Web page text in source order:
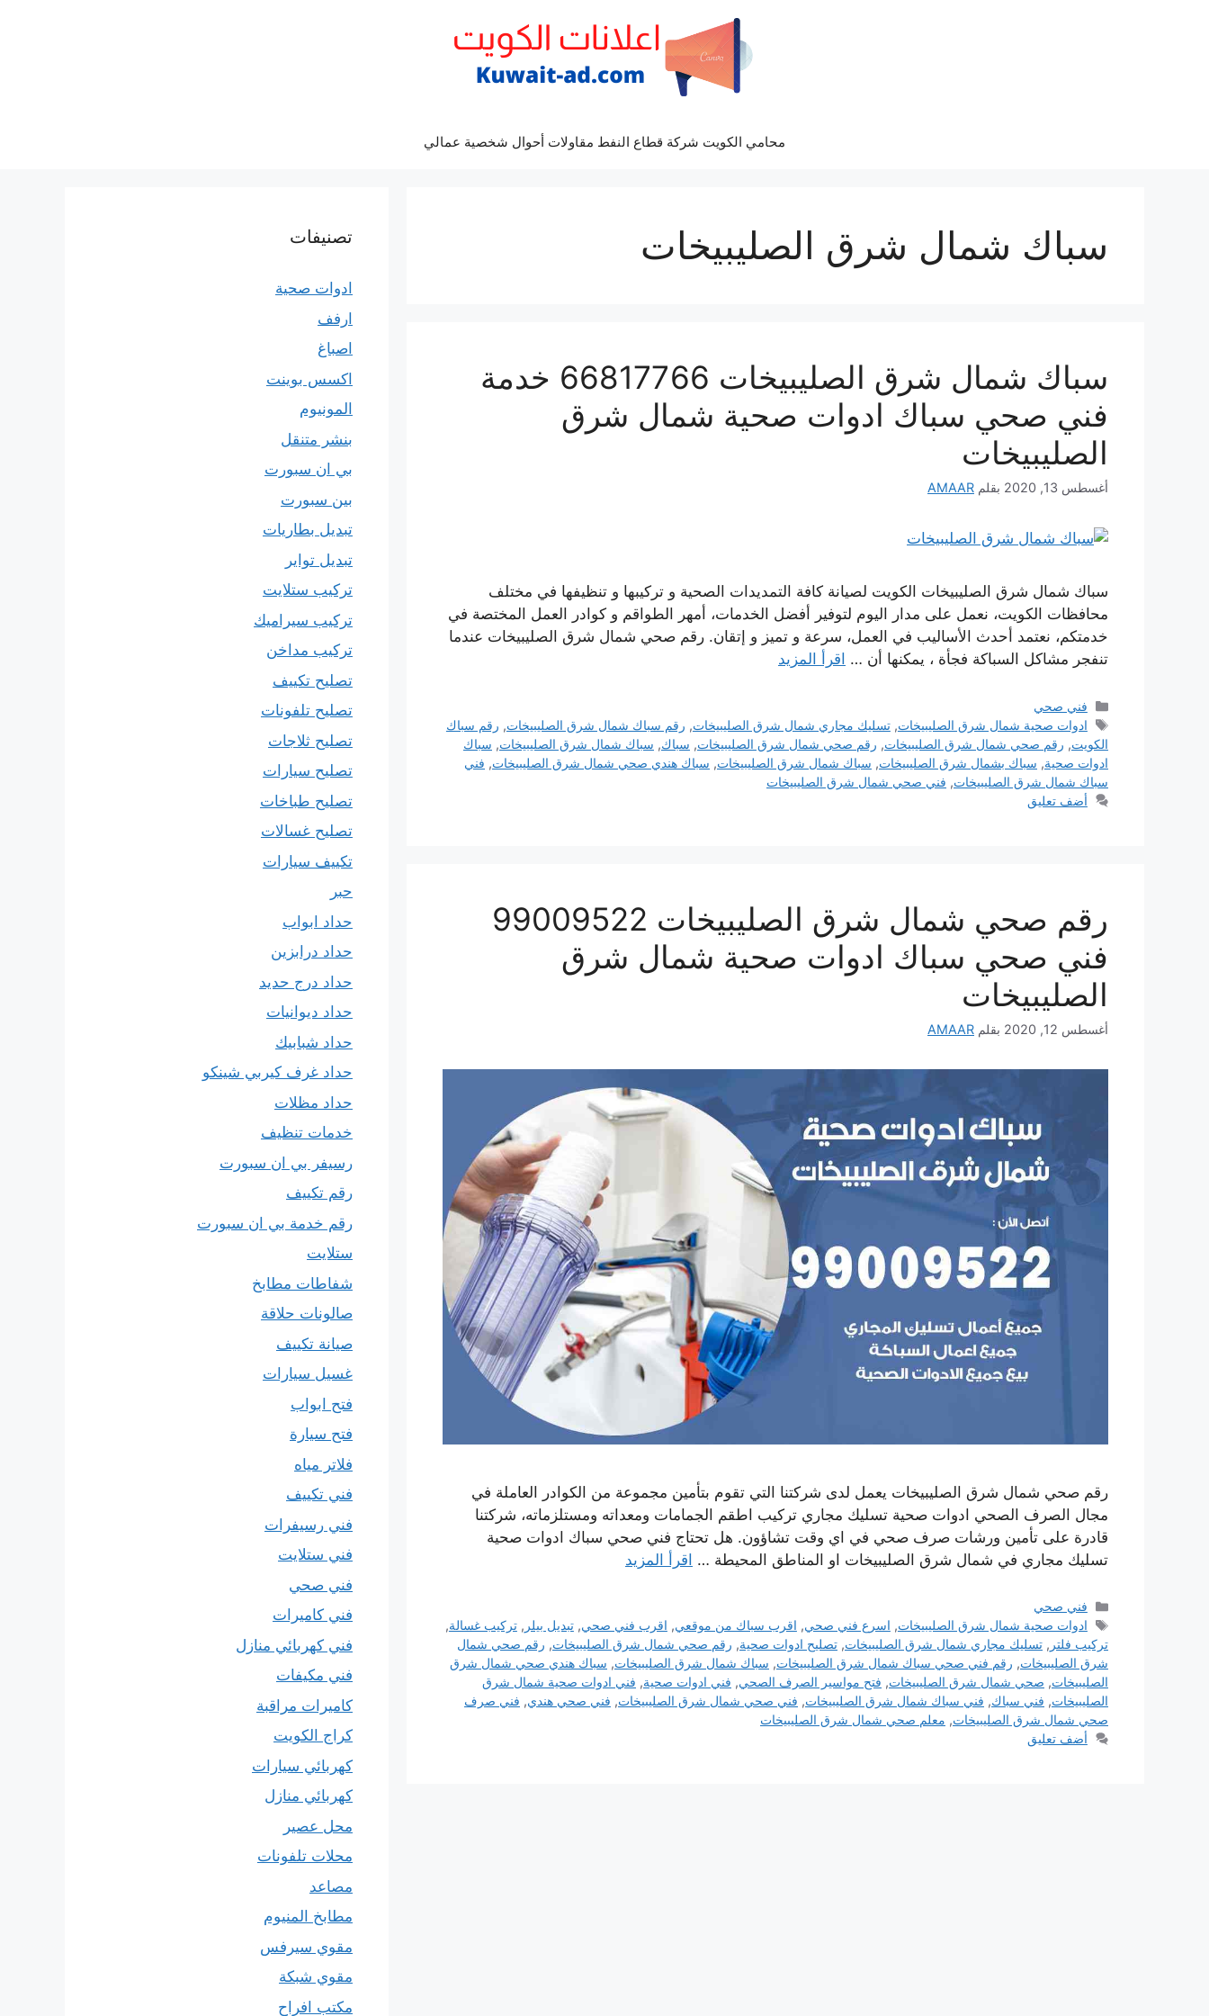
محامي الكويت شركة قطاع النفط مقاولات أحوال شخصية عمالي
سباك شمال شرق الصليبيخات
سباك شمال شرق الصليبيخات 66817766 خدمة
فني صحي سباك ادوات صحية شمال شرق
الصليبيخات
أغسطس 13, 2020 بقلم AMAAR
سباك شمال شرق الصليبيخات الكويت لصيانة كافة التمديدات الصحية و تركيبها و تنظيفها في مختلف
محافظات الكويت، نعمل على مدار اليوم لتوفير أفضل الخدمات، أمهر الطواقم و كوادر العمل المختصة في
خدمتكم، نعتمد أحدث الأساليب في العمل، سرعة و تميز و إتقان. رقم صحي شمال شرق الصليبيخات عندما
تنفجر مشاكل السباكة فجأة ، يمكنها أن … اقرأ المزيد
التصنيفات
فني صحي
الوسوم
ادوات صحية شمال شرق الصليبيخات,تسليك مجاري شمال شرق الصليبيخات, رقم سباك شمال شرق الصليبيخات, رقم سباك
الكويت, رقم صحي شمال شرق الصليبيخات, رقم صحي شمال شرق الصليبيخات, سباك, سباك شمال شرق الصليبيخات, سباك
ادوات صحية, سباك بشمال شرق الصليبيخات, سباك شمال شرق الصليبيخات, سباك هندي صحي شمال شرق الصليبيخات, فني
سباك شمال شرق الصليبيخات, فني صحي شمال شرق الصليبيخات
أضف تعليق
رقم صحي شمال شرق الصليبيخات 99009522
فني صحي سباك ادوات صحية شمال شرق
الصليبيخات
أغسطس 12, 2020 بقلم AMAAR
رقم صحي شمال شرق الصليبيخات يعمل لدى شركتنا التي تقوم بتأمين مجموعة من الكوادر العاملة في
مجال الصرف الصحي ادوات صحية تسليك مجاري تركيب اطقم الجمامات ومعداته ومستلزماته، شركتنا
قادرة على تأمين ورشات صرف صحي في اي وقت تشاؤون. هل تحتاج فني صحي سباك ادوات صحية
تسليك مجاري في شمال شرق الصليبيخات او المناطق المحيطة … اقرأ المزيد
التصنيفات
فني صحي
الوسوم
ادوات صحية شمال شرق الصليبيخات, اسرع فني صحي, اقرب سباك من موقعي, اقرب فني صحي,تبديل بيلر ,تركيب غسالة,
تركيب فلتر , تسليك مجاري شمال شرق الصليبيخات, تصليح ادوات صحية, رقم صحي شمال شرق الصليبيخات, رقم صحي شمال
شرق الصليبيخات, رقم فني صحي سباك شمال شرق الصليبيخات, سباك شمال شرق الصليبيخات, سباك هندي صحي شمال شرق
الصليبيخات, صحي شمال شرق الصليبيخات, فتح مواسير الصرف الصحي, فني ادوات صحية, فني ادوات صحية شمال شرق
الصليبيخات, فني سباك, فني سباك شمال شرق الصليبيخات, فني صحي شمال شرق الصليبيخات, فني صحي هندي, فني صرف
صحي شمال شرق الصليبيخات, معلم صحي شمال شرق الصليبيخات
أضف تعليق
تصنيفات
ادوات صحية
ارفف
اصباغ
اكسس بوينت
المونيوم
بنشر متنقل
بي ان سبورت
بين سبورت
تبديل بطاريات
تبديل تواير
تركيب ستلايت
تركيب سيراميك
تركيب مداخن
تصليح تكييف
تصليح تلفونات
تصليح ثلاجات
تصليح سيارات
تصليح طباخات
تصليح غسالات
تكييف سيارات
حبر
حداد ابواب
حداد درابزين
حداد درج حديد
حداد ديوانيات
حداد شبابيك
حداد غرف كيربي شينكو
حداد مظلات
خدمات تنظيف
رسيفر بي ان سبورت
رقم تكييف
رقم خدمة بي ان سبورت
ستلايت
شفاطات مطابخ
صالونات حلاقة
صيانة تكييف
غسيل سيارات
فتح ابواب
فتح سيارة
فلاتر مياه
فني تكييف
فني رسيفرات
فني ستلايت
فني صحي
فني كاميرات
فني كهربائي منازل
فني مكيفات
كاميرات مراقبة
كراج الكويت
كهربائي سيارات
كهربائي منازل
محل عصير
محلات تلفونات
مصاعد
مطابخ المنيوم
مقوي سيرفس
مقوي شبكة
مكتب افراح